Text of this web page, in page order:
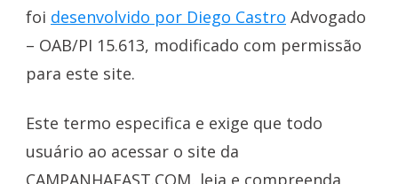
foi desenvolvido por Diego Castro Advogado
– OAB/PI 15.613, modificado com permissão
para este site.
Este termo especifica e exige que todo
usuário ao acessar o site da
CAMPANHAFAST.COM, leia e compreenda